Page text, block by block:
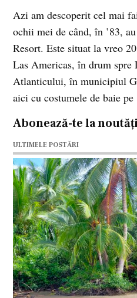
Azi am descoperit cel mai
ochii mei de când, în ’83,
Resort. Este situat la vreo
Las Americas, în drum spre
Atlanticului, în municipiul
aici cu costumele de baie
Abonează-te la
ULTIMELE POSTĂRI